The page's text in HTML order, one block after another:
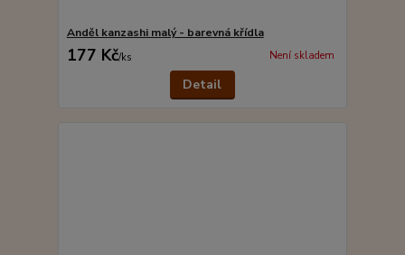
Anděl kanzashi malý - barevná křídla
177 Kč/ks Není skladem
Detail